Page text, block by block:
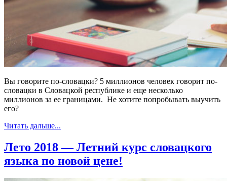
Вы говорите по-словацки? 5 миллионов человек говорит по-
словацки в Словацкой республике и еще несколько
миллионов за ее границами. Не хотите попробывать выучить
его?
Читать дальше...
Лето 2018 — Летний курс словацкого
языка по новой цене!